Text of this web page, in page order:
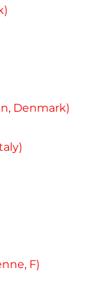
Denmark)
F)